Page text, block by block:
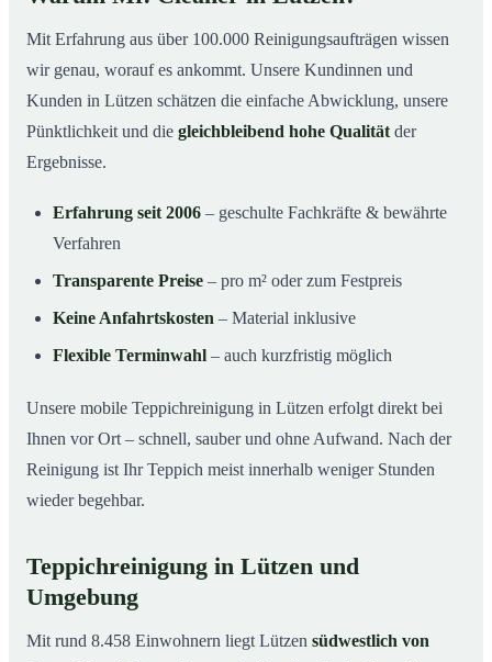
Mit Erfahrung aus über 100.000 Reinigungsaufträgen wissen
wir genau, worauf es ankommt. Unsere Kundinnen und
Kunden in Lützen schätzen die einfache Abwicklung, unsere
Pünktlichkeit und die gleichbleibend hohe Qualität der
Ergebnisse.
Erfahrung seit 2006 – geschulte Fachkräfte & bewährte
Verfahren
Transparente Preise – pro m² oder zum Festpreis
Keine Anfahrtskosten – Material inklusive
Flexible Terminwahl – auch kurzfristig möglich
Unsere mobile Teppichreinigung in Lützen erfolgt direkt bei
Ihnen vor Ort – schnell, sauber und ohne Aufwand. Nach der
Reinigung ist Ihr Teppich meist innerhalb weniger Stunden
wieder begehbar.
Teppichreinigung in Lützen und
Umgebung
Mit rund 8.458 Einwohnern liegt Lützen südwestlich von